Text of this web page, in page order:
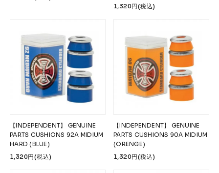
1,320円(税込)
【INDEPENDENT】 GENUINE
PARTS CUSHIONS 92A MIDIUM
HARD (BLUE)
1,320円(税込)
【INDEPENDENT】 GENUINE
PARTS CUSHIONS 90A MIDIUM
(ORENGE)
1,320円(税込)